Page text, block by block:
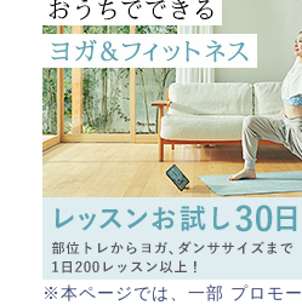
※本ページでは、一部 プロモ